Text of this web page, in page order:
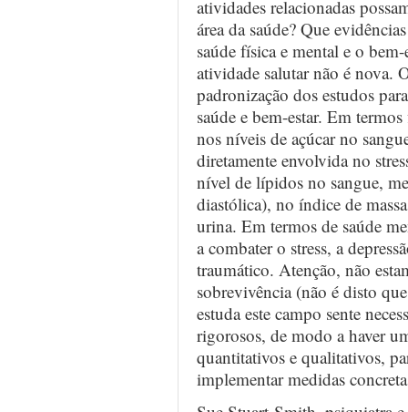
atividades relacionadas
área da saúde? Que
saúde física e mental e o
atividade salutar não é nova.
padronização dos estudos
saúde e bem-estar. Em
nos níveis de açúcar no
diretamente envolvida no
nível de lípidos no sangue,
diastólica), no índice de
urina. Em termos de saúde
a combater o stress, a
traumático. Atenção, não
sobrevivência (não é disto
estuda este campo sente
rigorosos, de modo a haver
quantitativos e qualitativos,
implementar medidas